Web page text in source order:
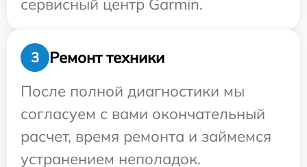
сервисный центр Garmin.
3
Ремонт техники
После полной диагностики мы
согласуем с вами окончательный
расчет, время ремонта и займемся
устранением неполадок.